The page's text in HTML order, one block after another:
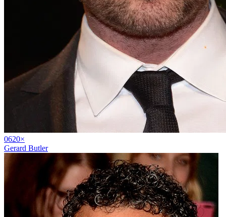
0620×
Gerard Butler